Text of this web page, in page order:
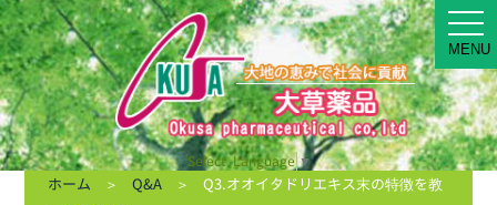
MENU
Select Language▼
ホーム ＞ Q&A＞ Q3.オオイタドリエキス末の特徴を教